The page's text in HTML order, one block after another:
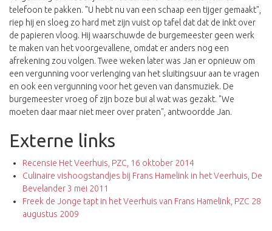
telefoon te pakken. "U hebt nu van een schaap een tijger gemaakt",
riep hij en sloeg zo hard met zijn vuist op tafel dat dat de inkt over
de papieren vloog. Hij waarschuwde de burgemeester geen werk
te maken van het voorgevallene, omdat er anders nog een
afrekening zou volgen. Twee weken later was Jan er opnieuw om
een vergunning voor verlenging van het sluitingsuur aan te vragen
en ook een vergunning voor het geven van dansmuziek. De
burgemeester vroeg of zijn boze bui al wat was gezakt. "We
moeten daar maar niet meer over praten", antwoordde Jan.
Externe links
Recensie Het Veerhuis, PZC, 16 oktober 2014
Culinaire vishoogstandjes bij Frans Hamelink in het Veerhuis, De
Bevelander 3 mei 2011
Freek de Jonge tapt in het Veerhuis van Frans Hamelink, PZC 28
augustus 2009